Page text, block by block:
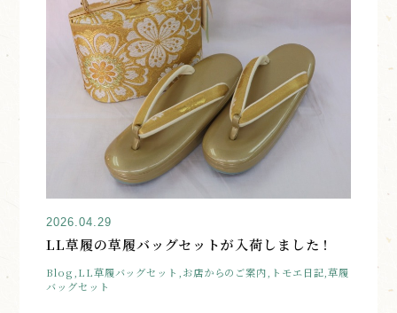
2026.04.29
LL草履の草履バッグセットが入荷しました！
Blog,LL草履バッグセット,お店からのご案内,トモエ日記,草履
バッグセット